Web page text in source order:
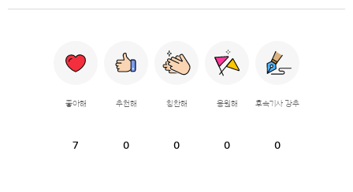
좋아해
7
추천해
0
칭찬해
0
응원해
0
후속기사 강추
0